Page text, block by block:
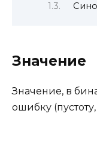
Значение
Значение, в
ошибку